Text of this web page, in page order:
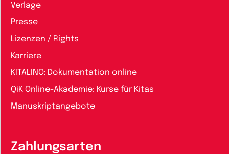
Verlage
Presse
Lizenzen / Rights
Karriere
KITALINO: Dokumentation online
QiK Online-Akademie: Kurse für Kitas
Manuskriptangebote
Zahlungsarten